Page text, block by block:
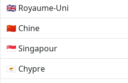
🇬🇧 Royaume-Uni
🇨🇳 Chine
🇸🇬 Singapour
🇨🇾 Chypre